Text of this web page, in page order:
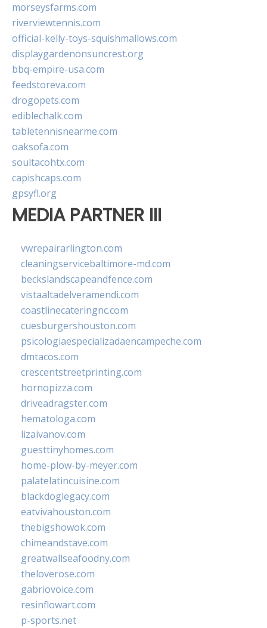
morseysfarms.com
riverviewtennis.com
official-kelly-toys-squishmallows.com
displaygardenonsuncrest.org
bbq-empire-usa.com
feedstoreva.com
drogopets.com
ediblechalk.com
tabletennisnearme.com
oaksofa.com
soultacohtx.com
capishcaps.com
gpsyfl.org
MEDIA PARTNER III
vwrepairarlington.com
cleaningservicebaltimore-md.com
beckslandscapeandfence.com
vistaaltadelveramendi.com
coastlinecateringnc.com
cuesburgershouston.com
psicologiaespecializadaencampeche.com
dmtacos.com
crescentstreetprinting.com
hornopizza.com
driveadragster.com
hematologa.com
lizaivanov.com
guesttinyhomes.com
home-plow-by-meyer.com
palatelatincuisine.com
blackdoglegacy.com
eatvivahouston.com
thebigshowok.com
chimeandstave.com
greatwallseafoodny.com
theloverose.com
gabriovoice.com
resinflowart.com
p-sports.net